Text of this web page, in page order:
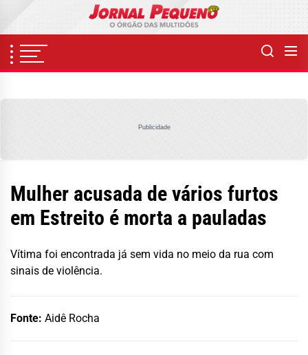
content
Publicidade
Mulher acusada de vários furtos
em Estreito é morta a pauladas
Vítima foi encontrada já sem vida no meio da rua com
sinais de violência.
Fonte: Aidê Rocha